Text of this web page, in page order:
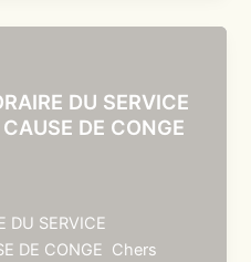
DU SERVICE
DE CONGE
DU SERVICE
DE CONGE Chers